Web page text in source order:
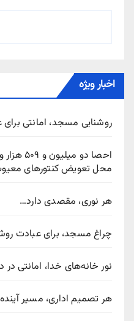
اخبار ویژه
روشنایی مسجد، امانتی
محل تعویض کنتورهای
هر نوری، مقصدی دارد…
چراغ مسجد، برای عبادت
نور خانه‌های خدا، امانتی
هر تصمیم اداری، مسیر